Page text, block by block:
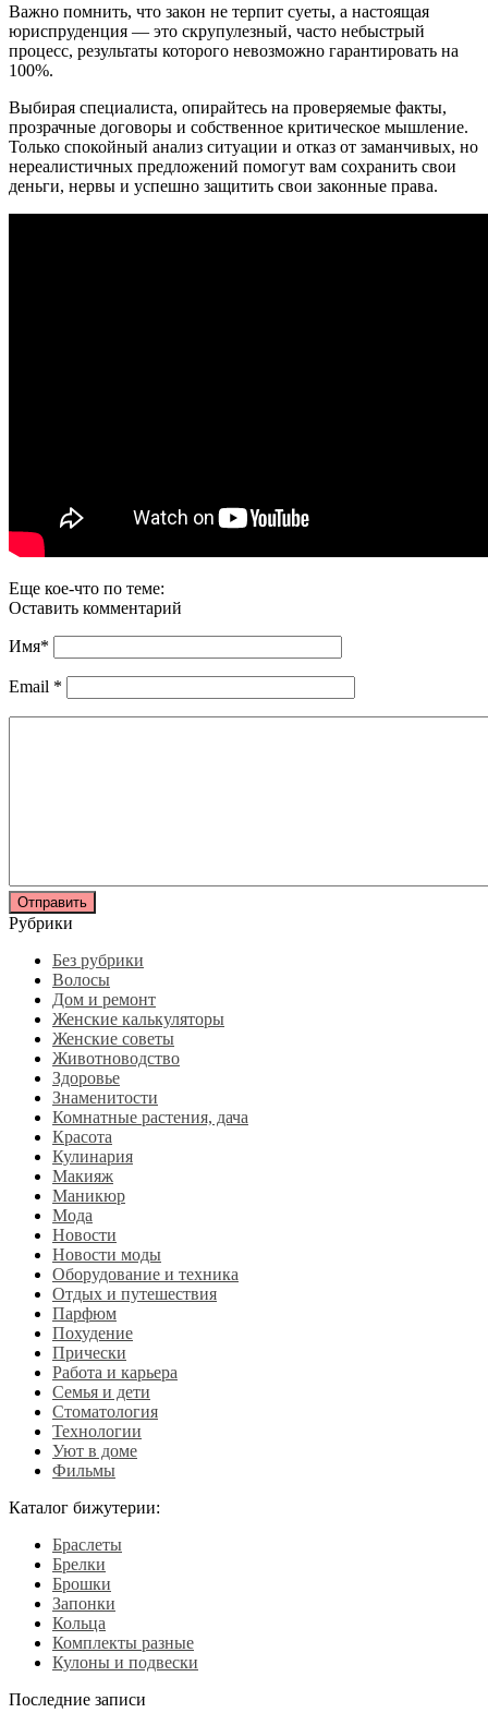
Важно помнить, что закон не терпит суеты, а настоящая
юриспруденция — это скрупулезный, часто небыстрый
процесс, результаты которого невозможно гарантировать на
100%.
Выбирая специалиста, опирайтесь на проверяемые факты,
прозрачные договоры и собственное критическое мышление.
Только спокойный анализ ситуации и отказ от заманчивых, но
нереалистичных предложений помогут вам сохранить свои
деньги, нервы и успешно защитить свои законные права.
Еще кое-что по теме:
Оставить комментарий
Имя*
Email *
Рубрики
Без рубрики
Волосы
Дом и ремонт
Женские калькуляторы
Женские советы
Животноводство
Здоровье
Знаменитости
Комнатные растения, дача
Красота
Кулинария
Макияж
Маникюр
Мода
Новости
Новости моды
Оборудование и техника
Отдых и путешествия
Парфюм
Похудение
Прически
Работа и карьера
Семья и дети
Стоматология
Технологии
Уют в доме
Фильмы
Каталог бижутерии:
Браслеты
Брелки
Брошки
Запонки
Кольца
Комплекты разные
Кулоны и подвески
Последние записи